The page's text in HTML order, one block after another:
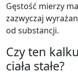
Gęstość mierzy
zazwyczaj
od substancji.
Czy ten
ciała stałe?